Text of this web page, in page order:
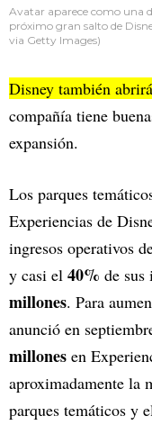
Avatar aparece como una
próximo gran salto de
via Getty Images)
Disney también
compañía tiene
expansión.
Los parques
Experiencias de
ingresos operativos
y casi el 40% de sus
millones. Para
anunció en
millones en
aproximadamente la
parques temáticos y